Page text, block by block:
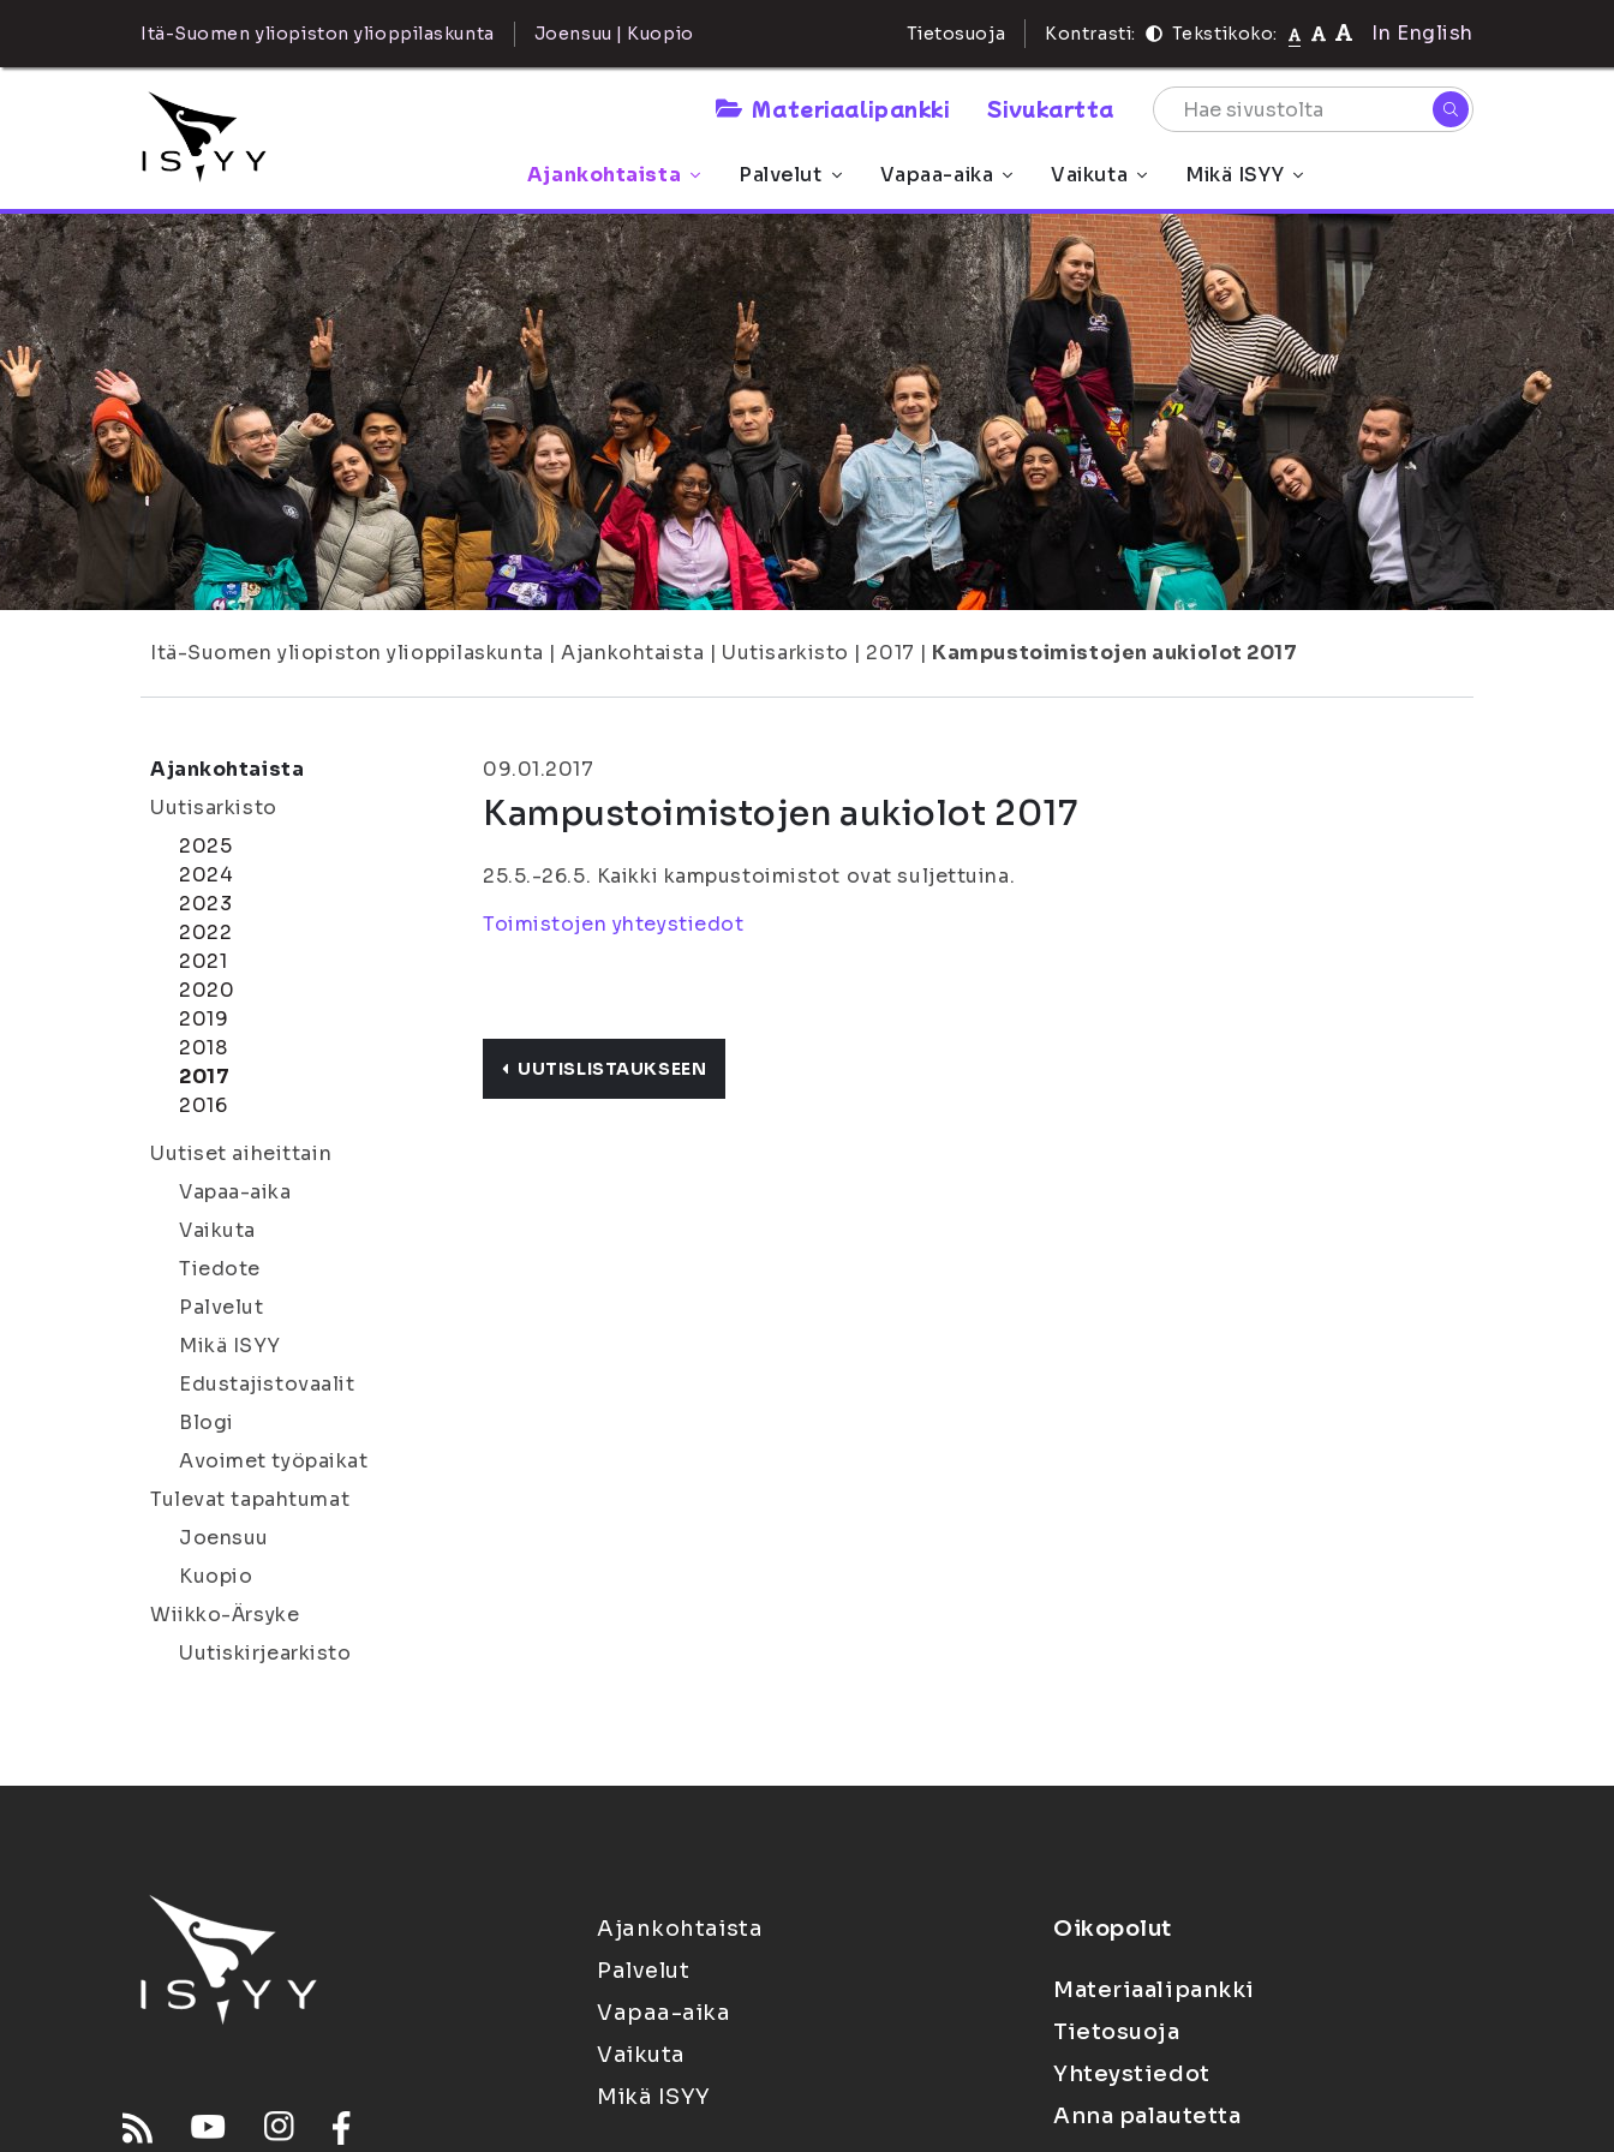
Itä-Suomen yliopiston ylioppilaskunta Joensuu | Kuopio Tietosuoja Kontrasti: Tekstikoko: In English
Materiaalipankki Sivukartta
Ajankohtaista Palvelut Vapaa-aika Vaikuta Mikä ISYY
Itä-Suomen yliopiston ylioppilaskunta | Ajankohtaista | Uutisarkisto | 2017 | Kampustoimistojen aukiolot 2017
Ajankohtaista
Uutisarkisto
2025
2024
2023
2022
2021
2020
2019
2018
2017
2016
Uutiset aiheittain
Vapaa-aika
Vaikuta
Tiedote
Palvelut
Mikä ISYY
Edustajistovaalit
Blogi
Avoimet työpaikat
Tulevat tapahtumat
Joensuu
Kuopio
Wiikko-Ärsyke
Uutiskirjearkisto
09.01.2017
Kampustoimistojen aukiolot 2017
25.5.-26.5. Kaikki kampustoimistot ovat suljettuina.
Toimistojen yhteystiedot
UUTISLISTAUKSEEN
Ajankohtaista
Palvelut
Vapaa-aika
Vaikuta
Mikä ISYY
Oikopolut
Materiaalipankki
Tietosuoja
Yhteystiedot
Anna palautetta